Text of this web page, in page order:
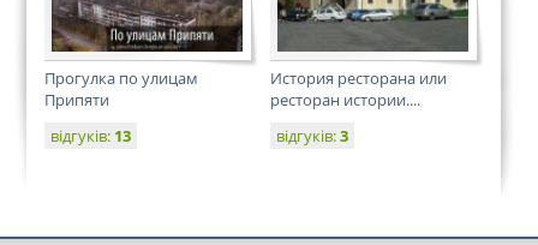
Прогулка по улицам
Припяти
відгуків: 13
История ресторана или
ресторан истории....
відгуків:3